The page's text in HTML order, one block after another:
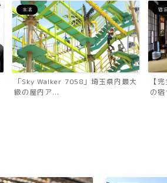
生活
「Sky Walker 7058」埼玉県内最大
級の屋内ア...
宿泊
【
の